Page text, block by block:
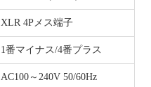
XLR 4Pメス端子
1番マイナス/4番プラス
AC100～240V 50/60Hz